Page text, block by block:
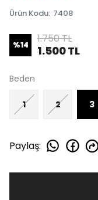
Ürün Kodu: 7408
%14 1.750 TL
1.500 TL
Beden
1 2 3
Paylaş: